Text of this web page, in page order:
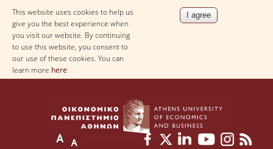
This website uses cookies to help us
give you the best experience when
you visit our website. By continuing
to use this website, you consent to
our use of these cookies. You can
learn more here